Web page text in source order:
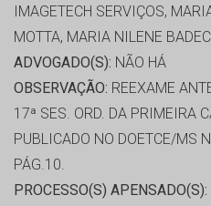
IMAGETECH SERVIÇOS,
MOTTA, MARIA NILENE
ADVOGADO(S): NÃO HÁ
OBSERVAÇÃO: REEXAME
17ª SES. ORD. DA PRIMEIRA
PUBLICADO NO DOETCE/MS
PÁG.10.
PROCESSO(S) APENSADO(S):